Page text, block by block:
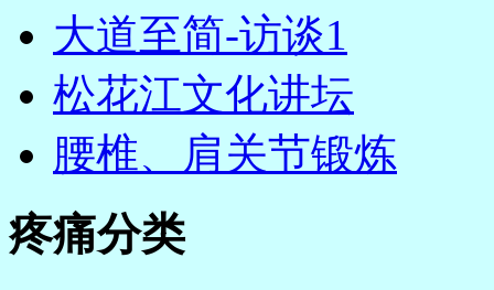
大道至简-访谈1
松花江文化讲坛
腰椎、肩关节锻炼
疼痛分类